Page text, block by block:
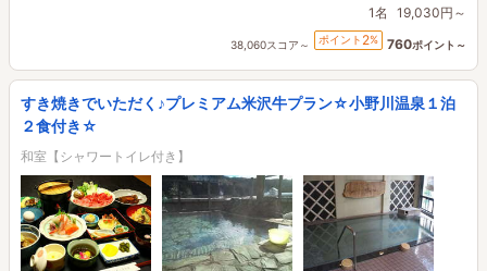
1名 19,030円～
38,060スコア～ ポイント 2% 760ポイント～
すき焼きでいただく♪プレミアム米沢牛プラン☆小野川温泉１泊
２食付き☆
和室【シャワートイレ付き】